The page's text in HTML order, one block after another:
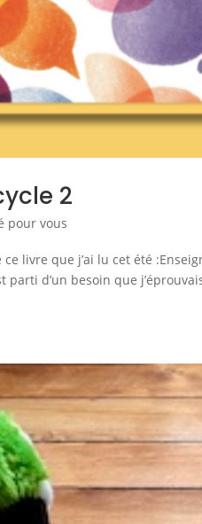
2
pour vous
livre que j’ai lu cet été
parti d’un besoin que